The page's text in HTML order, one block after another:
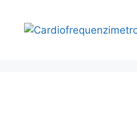
contenuto